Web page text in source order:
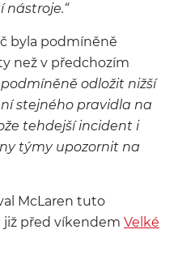
nástroje.“
byla podmíněně
než v předchozím
podmíněně odložit nižší
stejného pravidla na
tehdejší incident i
týmy upozornit na
McLaren tuto
již před víkendem Velké